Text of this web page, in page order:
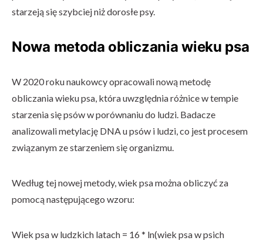
starzeją się szybciej niż dorosłe psy.
Nowa metoda obliczania wieku psa
W 2020 roku naukowcy opracowali nową metodę
obliczania wieku psa, która uwzględnia różnice w tempie
starzenia się psów w porównaniu do ludzi. Badacze
analizowali metylację DNA u psów i ludzi, co jest procesem
związanym ze starzeniem się organizmu.
Według tej nowej metody, wiek psa można obliczyć za
pomocą następującego wzoru:
Wiek psa w ludzkich latach = 16 * ln(wiek psa w psich